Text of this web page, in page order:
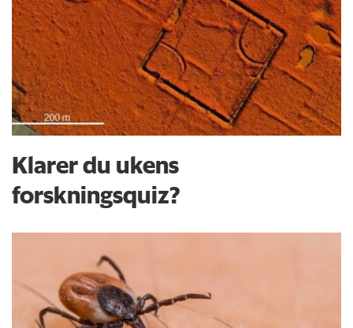
Klarer du ukens
forskningsquiz?